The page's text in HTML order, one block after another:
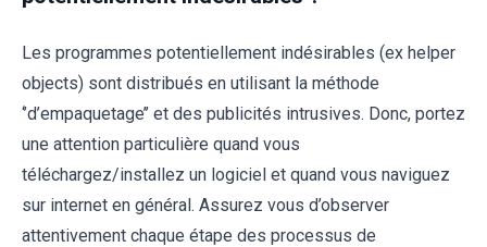
Les programmes potentiellement indésirables (ex helper
objects) sont distribués en utilisant la méthode
‘’d’empaquetage’’ et des publicités intrusives. Donc, portez
une attention particulière quand vous
téléchargez/installez un logiciel et quand vous naviguez
sur internet en général. Assurez vous d’observer
attentivement chaque étape des processus de